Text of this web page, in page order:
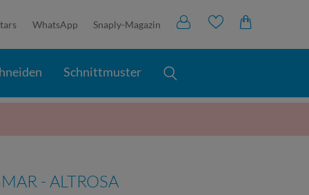
WhatsApp Snaply-Magazin
Schnittmuster
- ALTROSA